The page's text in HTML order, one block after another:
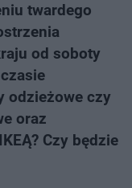
twardego
od soboty
odzieżowe czy
oraz
Czy będzie